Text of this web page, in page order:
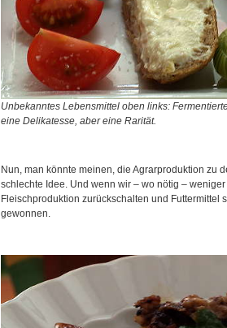
Unbekanntes Lebensmittel oben links:
eine Delikatesse, aber eine Rarität.
Nun, man könnte meinen, die Agrarproduktion zu
schlechte Idee. Und wenn wir – wo nötig –
Fleischproduktion zurückschalten und Futtermittel
gewonnen.